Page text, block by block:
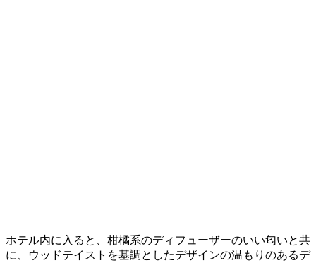
ホテル内に入ると、柑橘系のディフューザーのいい匂いと共
に、ウッドテイストを基調としたデザインの温もりのあるデ